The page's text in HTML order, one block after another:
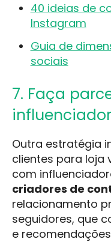
40 ideias de
Instagram
Guia de
sociais
7. Faça
Outra estratégia
clientes para loja
com
criadores de
relacionamento
seguidores, que
e